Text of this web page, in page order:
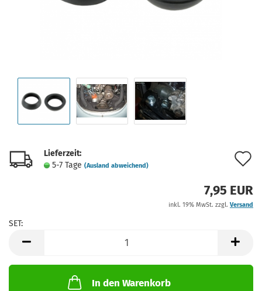
Lieferzeit:
5-7 Tage (Ausland abweichend)
7,95 EUR
inkl. 19% MwSt. zzgl. Versand
SET:
In den Warenkorb